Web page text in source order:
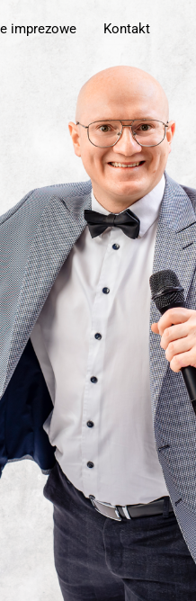
imprezowe Kontakt